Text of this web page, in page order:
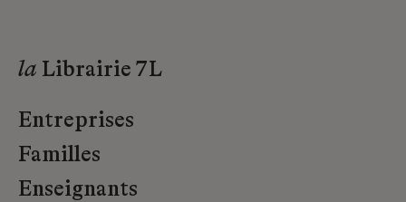
la Librairie 7L
Entreprises
Familles
Enseignants